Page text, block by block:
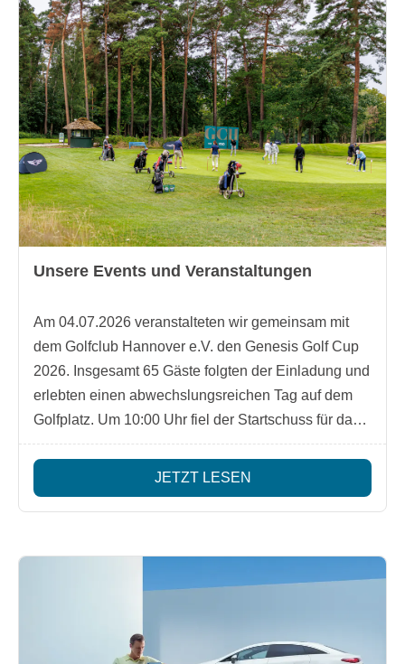
Unsere Events und Veranstaltungen
Am 04.07.2026 veranstalteten wir gemeinsam mit
dem Golfclub Hannover e.V. den Genesis Golf Cup
2026. Insgesamt 65 Gäste folgten der Einladung und
erlebten einen abwechslungsreichen Tag auf dem
Golfplatz. Um 10:00 Uhr fiel der Startschuss für das
Turnier.
JETZT LESEN